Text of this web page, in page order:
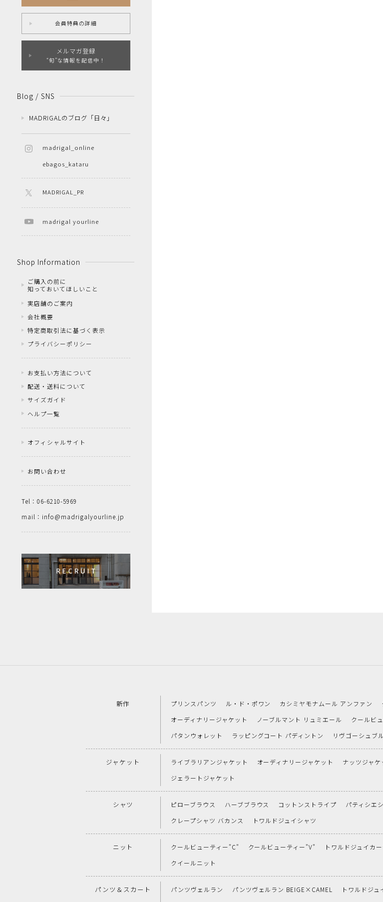
会員特典の詳細
メルマガ登録
“旬”な情報を配信中！
Blog / SNS
MADRIGALのブログ「日々」
madrigal_online
ebagos_kataru
MADRIGAL_PR
madrigal yourline
Shop Information
ご購入の前に
知っておいてほしいこと
実店舗のご案内
会社概要
特定商取引法に基づく表示
プライバシーポリシー
お支払い方法について
配送・送料について
サイズガイド
ヘルプ一覧
オフィシャルサイト
お問い合わせ
Tel：06-6210-5969
mail：info@madrigalyourline.jp
新作 プリンスパンツ ル・ド・ポワン カシミヤモナムール アンファン
オーディナリージャケット
ノーブルマント リュミエール クールビ
パタンウォレット
ラッピングコート パディントン リヴゴーシュブ
ジャケット ライブラリアンジャケット オーディナリージャケット ナッツジャケ
ジェラートジャケット
シャツ ピローブラウス ハーブブラウス コットンストライプ パティシエ
クレープシャツ バカンス
トワルドジュイシャツ
ニット クールビューティー"C" クールビューティー"V" トワルドジュイカ
クイールニット
パンツ＆スカート パンツヴェルラン パンツヴェルラン BEIGE×CAMEL トワルドジュ